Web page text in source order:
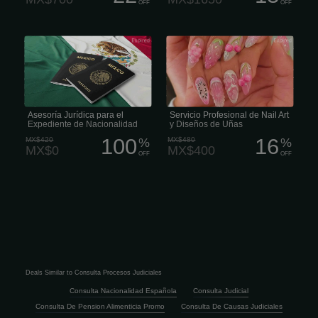
OFF OFF
Asistencia profesional para la
obtención de la ciudadanía:
consultas, preparación de
documentos y apoyo en todas las
etapas. Se cubren temas como la
deportación, el estatus de refugiado y
la ciudadanía. Un abogado
especializado en migración en ofrece
asistencia legal a extranjeros,
apátridas y sus familiares.
Asesoría Jurídica para el
Expediente de Nacionalidad
MX$420
MX$0 100%
OFF
La conocida manicura francesa es un
diseño de uñas muy popular. Puedes
hacerla en cualquier color que te
guste y que combine con tu atuendo,
no solo blanco. Si quieres embellecer
tu manicura francesa, puedes añadir
pedrería, diseños o purpurina a
algunas uñas.
Servicio Profesional de Nail Art
y Diseños de Uñas
MX$480
MX$400 16%
OFF
Deals Similar to Consulta Procesos Judiciales
Consulta Nacionalidad Española
Consulta Judicial
Consulta De Pension Alimenticia Promo
Consulta De Causas Judiciales